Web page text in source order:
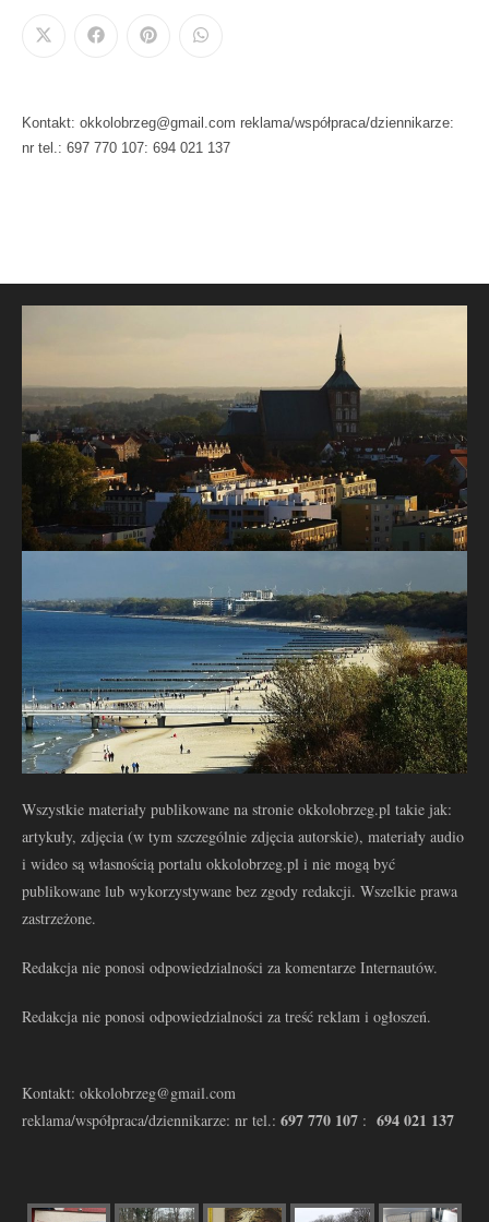
Kontakt: okkolobrzeg@gmail.com reklama/współpraca/dziennikarze:
nr tel.: 697 770 107: 694 021 137
Wszystkie materiały publikowane na stronie okkolobrzeg.pl takie jak:
artykuły, zdjęcia (w tym szczególnie zdjęcia autorskie), materiały audio
i wideo są własnością portalu okkolobrzeg.pl i nie mogą być
publikowane lub wykorzystywane bez zgody redakcji. Wszelkie prawa
zastrzeżone.
Redakcja nie ponosi odpowiedzialności za komentarze Internautów.
Redakcja nie ponosi odpowiedzialności za treść reklam i ogłoszeń.
Kontakt: okkolobrzeg@gmail.com
reklama/współpraca/dziennikarze: nr tel.: 697 770 107 : 694 021 137